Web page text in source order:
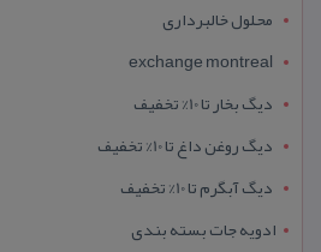
محلول خالبرداری
exchange montreal
دیگ بخار تا 10% تخفیف
دیگ روغن داغ تا 10% تخفیف
دیگ آبگرم تا 10% تخفیف
ادویه جات بسته بندی